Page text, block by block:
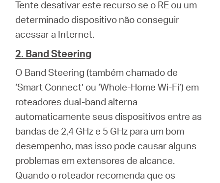
Tente desativar este recurso se o RE ou um
determinado dispositivo não conseguir
acessar a Internet.
2. Band Steering
O Band Steering (também chamado de
‘Smart Connect’ ou ‘Whole-Home Wi-Fi’) em
roteadores dual-band alterna
automaticamente seus dispositivos entre as
bandas de 2,4 GHz e 5 GHz para um bom
desempenho, mas isso pode causar alguns
problemas em extensores de alcance.
Quando o roteador recomenda que os